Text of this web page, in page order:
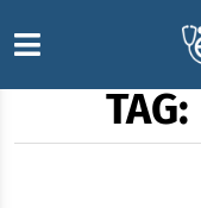
TAG: